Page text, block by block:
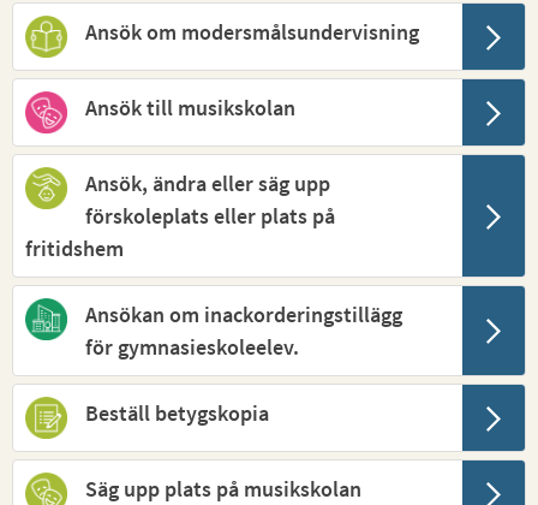
Ansök om modersmålsundervisning
Ansök till musikskolan
Ansök, ändra eller säg upp
förskoleplats eller plats på
fritidshem
Ansökan om inackorderingstillägg
för gymnasieskoleelev.
Beställ betygskopia
Säg upp plats på musikskolan